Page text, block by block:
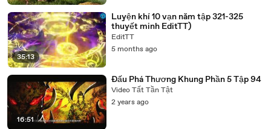
35:13
Luyện khí 10 vạn năm tập 321-325
thuyết minh EditTT)
EditTT
5 months ago
16:51
Đấu Phá Thương Khung Phần 5 Tập 94
Video Tất Tần Tật
2 years ago